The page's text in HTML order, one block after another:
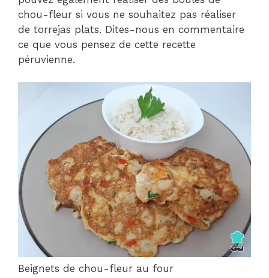
chou-fleur si vous ne souhaitez pas réaliser
de torrejas plats. Dites-nous en commentaire
ce que vous pensez de cette recette
péruvienne.
Beignets de chou-fleur au four